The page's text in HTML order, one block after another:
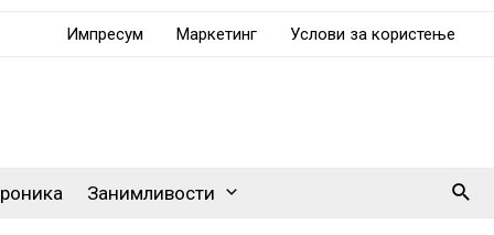
Импресум Маркетинг Услови за користење
Занимливости